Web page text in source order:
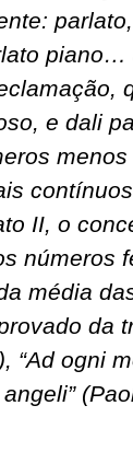
e dali
II, o
números
média
da
“Ad ogni